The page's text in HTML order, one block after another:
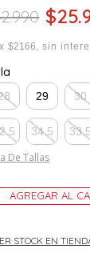
.990 $25.
x $2166 sin
29 30
34.5 33.5
De Tallas
AGREGAR AL
STOCK EN